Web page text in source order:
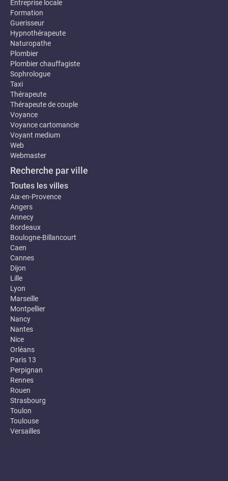
Entreprise locale
Formation
Guerisseur
Hypnothérapeute
Naturopathe
Plombier
Plombier chauffagiste
Sophrologue
Taxi
Thérapeute
Thérapeute de couple
Voyance
Voyance cartomancie
Voyant medium
Web
Webmaster
Recherche par ville
Toutes les villes
Aix-en-Provence
Angers
Annecy
Bordeaux
Boulogne-Billancourt
Caen
Cannes
Dijon
Lille
Lyon
Marseille
Montpellier
Nancy
Nantes
Nice
Orléans
Paris 13
Perpignan
Rennes
Rouen
Strasbourg
Toulon
Toulouse
Versailles